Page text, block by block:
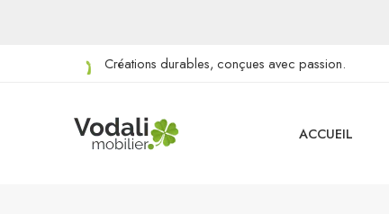
Créations durables, conçues avec passion.
ACCUEIL